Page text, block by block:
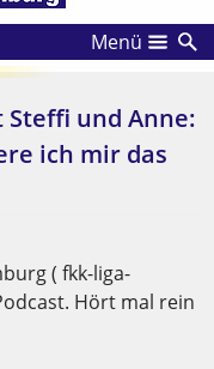
Menü
Steffi und Anne:
ich mir das
( fkk-liga-
Hört mal rein